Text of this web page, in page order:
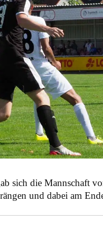
sich die Mannschaft
und dabei am